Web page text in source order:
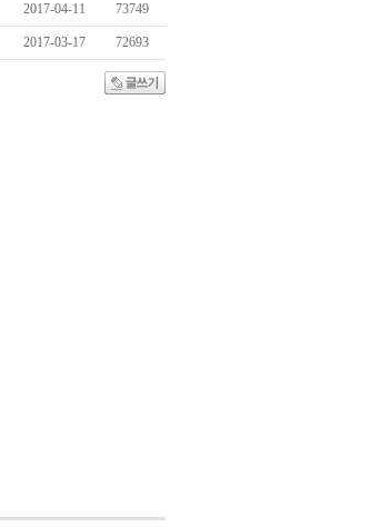
2017-04-11 73749
2017-03-17 72693